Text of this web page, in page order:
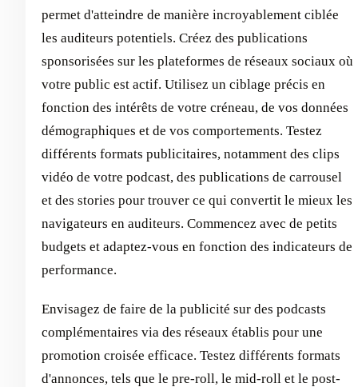
permet d'atteindre de manière incroyablement ciblée
les auditeurs potentiels. Créez des publications
sponsorisées sur les plateformes de réseaux sociaux où
votre public est actif. Utilisez un ciblage précis en
fonction des intérêts de votre créneau, de vos données
démographiques et de vos comportements. Testez
différents formats publicitaires, notamment des clips
vidéo de votre podcast, des publications de carrousel
et des stories pour trouver ce qui convertit le mieux les
navigateurs en auditeurs. Commencez avec de petits
budgets et adaptez-vous en fonction des indicateurs de
performance.
Envisagez de faire de la publicité sur des podcasts
complémentaires via des réseaux établis pour une
promotion croisée efficace. Testez différents formats
d'annonces, tels que le pre-roll, le mid-roll et le post-